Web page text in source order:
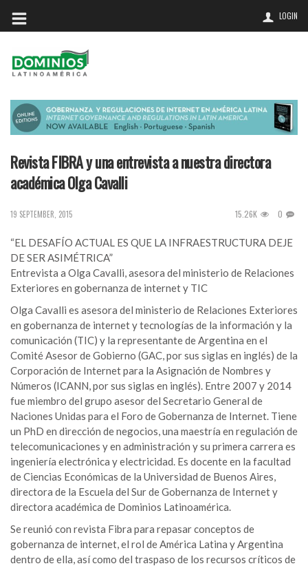
LOGIN
Revista FIBRA y una entrevista a nuestra directora
académica Olga Cavalli
19 SEPTEMBER, 2015 15.26K 0
“EL DESAFÍO ACTUAL ES QUE LA INFRAESTRUCTURA DEJE
DE SER ASIMÉTRICA”
Entrevista a Olga Cavalli, asesora del ministerio de Relaciones
Exteriores en gobernanza de internet y TIC
Olga Cavalli es asesora del ministerio de Relaciones Exteriores
en gobernanza de internet y tecnologías de la información y la
comunicación (TIC) y la representante de Argentina en el
Comité Asesor de Gobierno (GAC, por sus siglas en inglés) de la
Corporación de Internet para la Asignación de Nombres y
Números (ICANN, por sus siglas en inglés). Entre 2007 y 2014
fue miembro del grupo asesor del Secretario General de
Naciones Unidas para el Foro de Gobernanza de Internet. Tiene
un PhD en dirección de negocios, una maestría en regulación de
telecomunicaciones y en administración y su primera carrera es
ingeniería electrónica y electricidad. Es docente en la facultad
de Ciencias Económicas de la Universidad de Buenos Aires,
directora de la Escuela del Sur de Gobernanza de Internet y
directora académica de Dominios Latinoamérica.
Se reunió con revista Fibra para repasar conceptos de
gobernanza de internet, el rol de América Latina y Argentina
dentro de ella, así como del traspaso de los recursos críticos de